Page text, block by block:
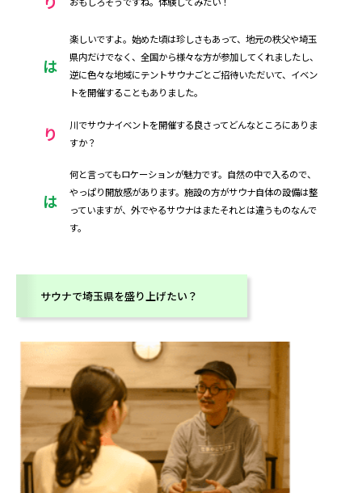
は
楽しいですよ。始めた頃は珍しさもあって、地元の秩父や埼玉
県内だけでなく、全国から様々な方が参加してくれましたし、
逆に色々な地域にテントサウナごとご招待いただいて、イベン
トを開催することもありました。
り
川でサウナイベントを開催する良さってどんなところにありま
すか？
は
何と言ってもロケーションが魅力です。自然の中で入るので、
やっぱり開放感があります。施設の方がサウナ自体の設備は整
っていますが、外でやるサウナはまたそれとは違うものなんで
す。
サウナで埼玉県を盛り上げたい？